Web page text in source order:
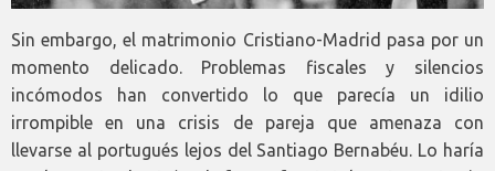
Sin embargo, el matrimonio Cristiano-Madrid pasa por un
momento delicado. Problemas fiscales y silencios
incómodos han convertido lo que parecía un idilio
irrompible en una crisis de pareja que amenaza con
llevarse al portugués lejos del Santiago Bernabéu. Lo haría